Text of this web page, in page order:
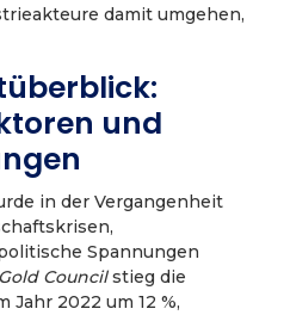
damit umgehen,
und
in der Vergangenheit
Spannungen
Councilstieg die
Jahr 2022 um 12 %,